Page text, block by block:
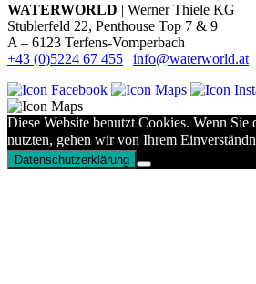
WATERWORLD | Werner Thiele KG
Stublerfeld 22, Penthouse Top 7 & 9
A – 6123 Terfens-Vomperbach
+43 (0)5224 67 455 | info@waterworld.at
Diese Website benutzt Cookies. Wenn Sie
nutzten, gehen wir von Ihrem
Datenschutzerklärung